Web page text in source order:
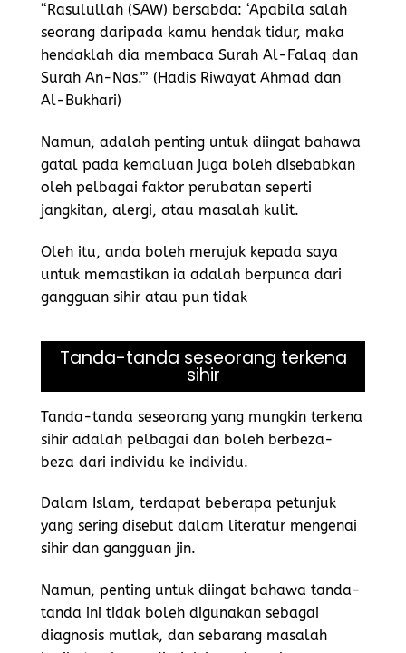
“Rasulullah (SAW) bersabda: ‘Apabila salah
seorang daripada kamu hendak tidur, maka
hendaklah dia membaca Surah Al-Falaq dan
Surah An-Nas.'” (Hadis Riwayat Ahmad dan
Al-Bukhari)
Namun, adalah penting untuk diingat bahawa
gatal pada kemaluan juga boleh disebabkan
oleh pelbagai faktor perubatan seperti
jangkitan, alergi, atau masalah kulit.
Oleh itu, anda boleh merujuk kepada saya
untuk memastikan ia adalah berpunca dari
gangguan sihir atau pun tidak
Tanda-tanda seseorang terkena
sihir
Tanda-tanda seseorang yang mungkin terkena
sihir adalah pelbagai dan boleh berbeza-
beza dari individu ke individu.
Dalam Islam, terdapat beberapa petunjuk
yang sering disebut dalam literatur mengenai
sihir dan gangguan jin.
Namun, penting untuk diingat bahawa tanda-
tanda ini tidak boleh digunakan sebagai
diagnosis mutlak, dan sebarang masalah